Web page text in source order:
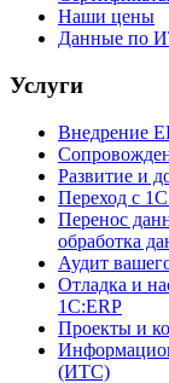
Наши цены
Данные по
Услуги
Внедрение
Развитие и
Переход с
Перенос
обработка
Аудит
Отладка и
1С:ERP
Проекты и
(ИТС)